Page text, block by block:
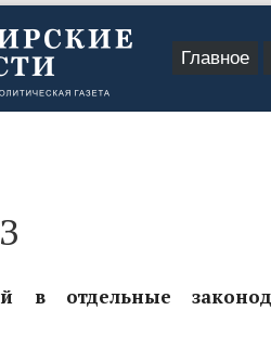
Главное
в отдельные